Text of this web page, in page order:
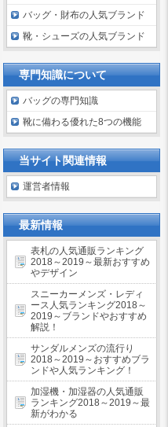
バッグ・財布の人気ブランド
靴・シューズの人気ブランド
専門知識について
バッグの専門知識
靴に備わる優れた8つの機能
当サイト関連情報
運営者情報
最新情報
表札の人気通販ランキング
2018～2019～最新おすすめ
やデザイン
スニーカーメンズ・レディ
ース人気ランキング2018～
2019～ブランドやおすすめ
解説！
サンダルメンズの流行り
2018～2019～おすすめブラ
ンドや人気ランキング！
加湿機・加湿器の人気通販
ランキング2018～2019～最
新がわかる